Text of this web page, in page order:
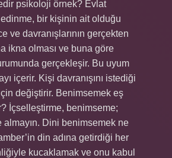
psikoloji örnek? Evlat
bir kişinin ait olduğu
ve davranışlarının gerçekten
ikna olması ve buna göre
gerçekleşir. Bu uyum
içerir. Kişi davranışını istediği
değiştirir. Benimsemek eş
İçselleştirme, benimseme;
almayın. Dini benimsemek ne
din adına getirdiği her
kucaklamak ve onu kabul